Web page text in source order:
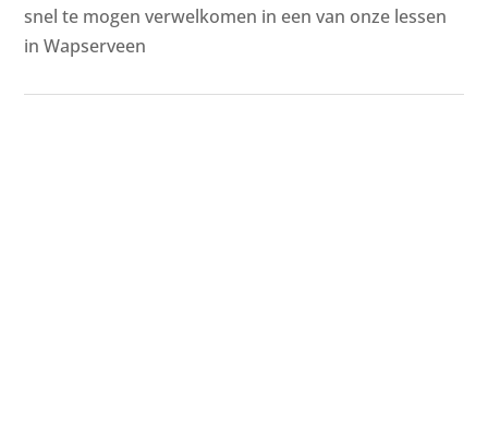
snel te mogen verwelkomen in een van onze lessen
in Wapserveen